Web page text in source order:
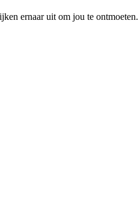
ernaar uit om jou te